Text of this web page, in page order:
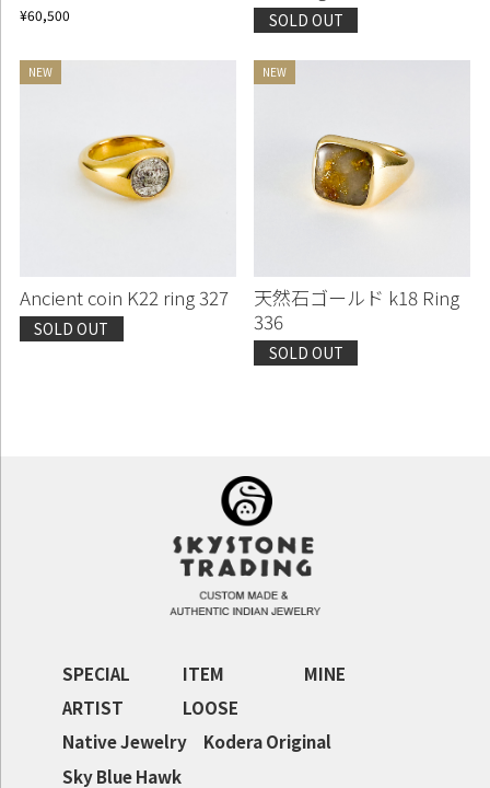
¥60,500 SOLD OUT
Ancient coin K22 ring 327
SOLD OUT
天然石ゴールド k18 Ring
336
SOLD OUT
SPECIAL ITEM
MINE
ARTIST
LOOSE
Native Jewelry
Kodera Original
Sky Blue Hawk